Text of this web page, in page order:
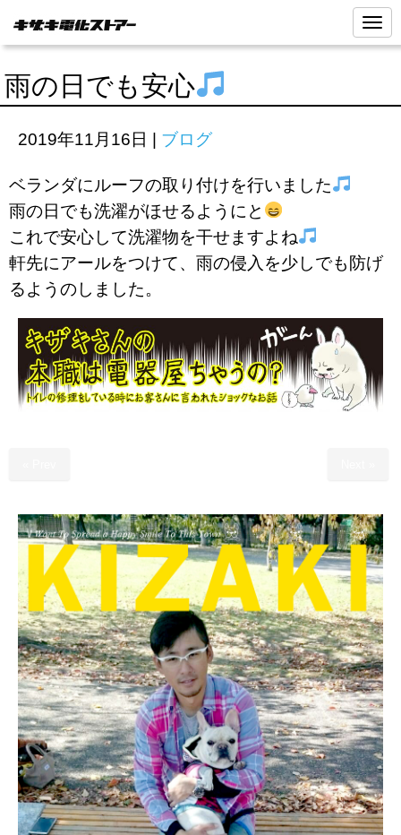
N
a
v
t
雨の日でも安心
2019年11月16日 | ブログ
ベランダにルーフの取り付けを行いました
雨の日でも洗濯がほせるようにと
これで安心して洗濯物を干せますよね
軒先にアールをつけて、雨の侵入を少しでも防げ
るようのしました。